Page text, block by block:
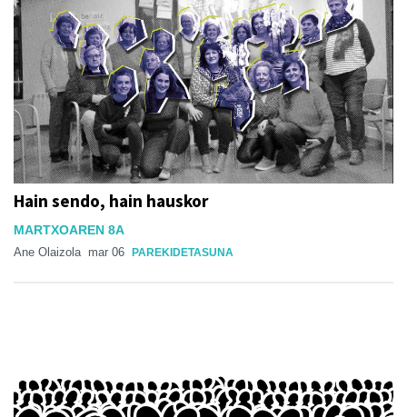
Hain sendo, hain hauskor
MARTXOAREN 8A
Ane Olaizola mar 06 PAREKIDETASUNA